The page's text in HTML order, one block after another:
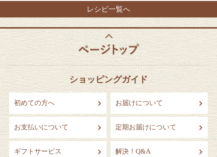
レシピ一覧へ
ショッピングガイド
初めての方へ お届けについて
お支払いについて 定期お届けについて
ギフトサービス 解決！Q&A